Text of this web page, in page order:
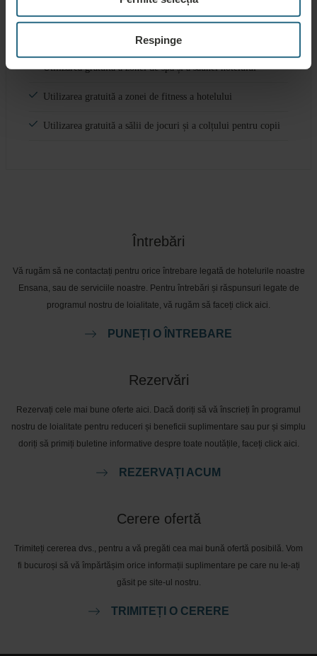
Respinge
Utilizarea gratuită a zonei de spa și a saunei hotelului
Utilizarea gratuită a zonei de fitness a hotelului
Utilizarea gratuită a sălii de jocuri și a colțului pentru copii
Întrebări
Vă rugăm să ne contactați pentru orice întrebare legată de hotelurile noastre
Ensana, sau de serviciile noastre. Pentru întrebări și răspunsuri legate de
programul nostru de loialitate, vă rugăm să faceți click aici.
PUNEȚI O ÎNTREBARE
Rezervări
Rezervați cele mai bune oferte aici. Dacă doriți să vă înscrieți în programul
nostru de loialitate pentru reduceri și beneficii suplimentare sau pur și simplu
doriți să primiți buletine informative despre toate noutățile, faceți click aici.
REZERVAȚI ACUM
Cerere ofertă
Trimiteți cererea dvs., pentru a vă pregăti cea mai bună ofertă posibilă. Vom
fi bucuroși să vă împărtășim orice informații suplimentare pe care nu le-ați
găsit pe site-ul nostru.
TRIMITEȚI O CERERE